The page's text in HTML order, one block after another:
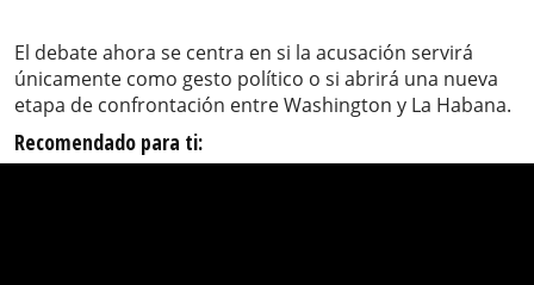
El debate ahora se centra en si la acusación servirá
únicamente como gesto político o si abrirá una nueva
etapa de confrontación entre Washington y La Habana.
Recomendado para ti: